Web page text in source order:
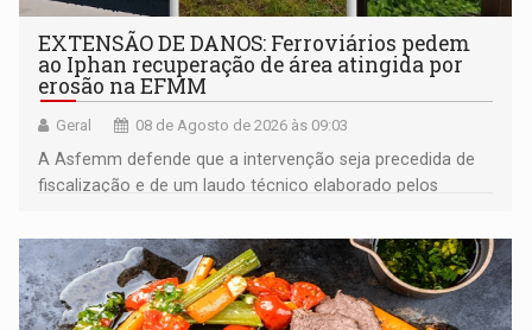
EXTENSÃO DE DANOS: Ferroviários pedem
ao Iphan recuperação de área atingida por
erosão na EFMM
Geral 08 de Agosto de 2026 às 09:03
A Asfemm defende que a intervenção seja precedida de
fiscalização e de um laudo técnico elaborado pelos